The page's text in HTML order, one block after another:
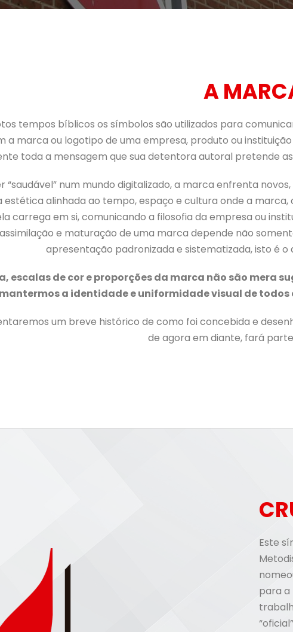
A
tempos bíblicos os símbolos são utilizados para
a marca ou logotipo de uma empresa, produto ou
toda a mensagem que sua detentora autoral pretende
“saudável” num mundo digitalizado, a marca enfrenta
alinhada ao tempo, espaço e cultura onde a
carrega em si, comunicando a filosofia da empresa ou
e maturação de uma marca depende não
apresentação padronizada e sistematizada, isto é o
escalas de cor e proporções da marca não são mera
mantermos a identidade e uniformidade visual de
um breve histórico de como foi concebida e
de agora em diante, fará
Este
para a